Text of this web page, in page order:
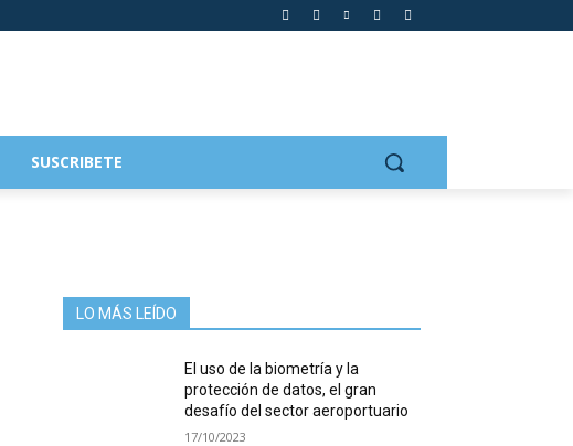
SUSCRIBETE
LO MÁS LEÍDO
El uso de la biometría y la
protección de datos, el gran
desafío del sector aeroportuario
17/10/2023